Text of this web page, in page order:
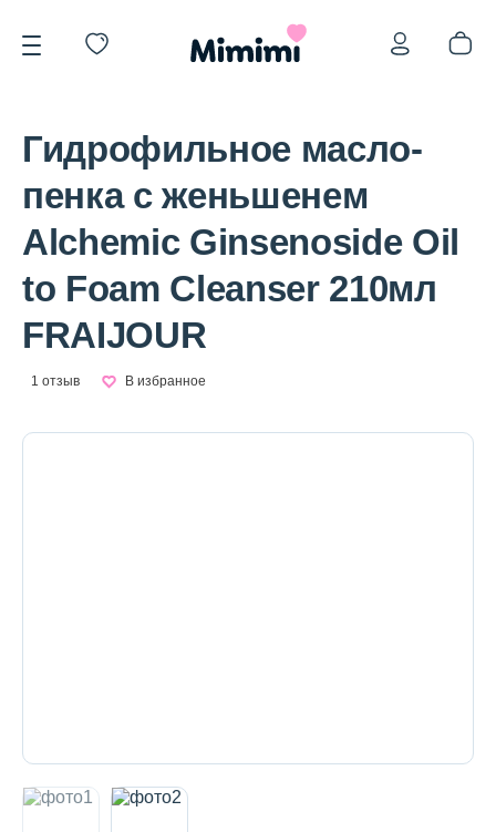
*OVERSTOCK -30%
Уход за лицом
Гидрофильное масло-
пенка с женьшенем
Alchemic Ginsenoside Oil
to Foam Cleanser 210мл
FRAIJOUR
1 отзыв В избранное